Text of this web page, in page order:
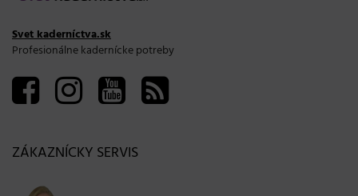
Svet kaderníctva.sk
Profesionálne kadernícke potreby
ZÁKAZNÍCKY SERVIS